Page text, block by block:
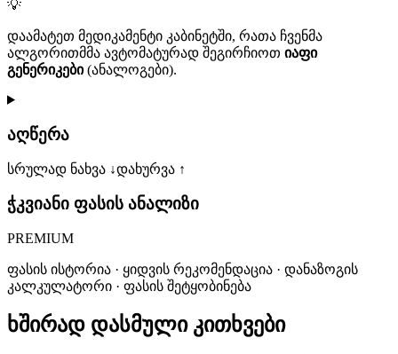
💡
დაამატეთ მედიკამენტი კაბინეტში, რათა ჩვენმა
ალგორითმმა ავტომატურად შეგირჩიოთ იაფი
გენერიკები(ანალოგები).
აღწერა
სრულად ნახვა ↓დახურვა ↑
ჭკვიანი ფასის ანალიზი
PREMIUM
ფასის ისტორია · ყიდვის რეკომენდაცია · დანაზოგის
კალკულატორი · ფასის შეტყობინება
ხშირად დასმული კითხვები